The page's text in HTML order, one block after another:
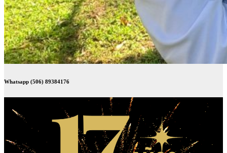
Whatsapp (506) 89384176